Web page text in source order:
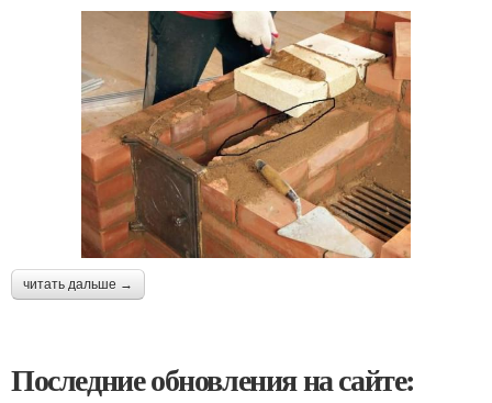
читать дальше →
Последние обновления на сайте: